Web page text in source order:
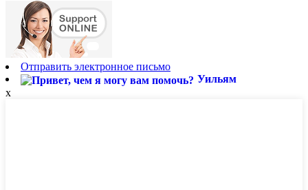
Отправить электронное письмо
Уильям
x